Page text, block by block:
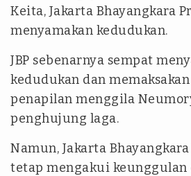
Keita, Jakarta Bhayangkara
menyamakan kedudukan.
JBP sebenarnya sempat
kedudukan dan
penapilan menggila
penghujung laga.
Namun, Jakarta
tetap mengakui keunggulan